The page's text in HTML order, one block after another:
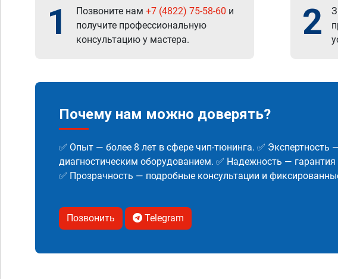
1 Позвоните нам +7 (4822) 75-58-60 и
получите профессиональную
консультацию у мастера.
2
Почему нам можно доверять?
✅ Опыт — более 8 лет в сфере чип-тюнинга. ✅
диагностическим оборудованием. ✅ Надежность —
✅ Прозрачность — подробные консультации и
Позвонить Telegram